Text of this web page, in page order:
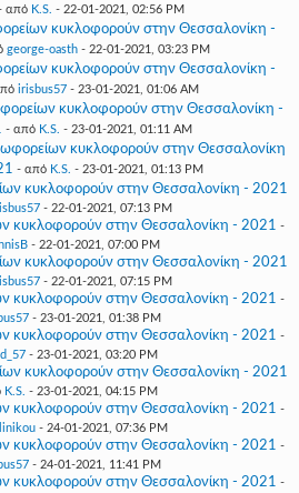
από K.S. - 22-01-2021, 02:56 PM
κυκλοφορούν στην Θεσσαλονίκη -
george-oasth- 22-01-2021, 03:23 PM
κυκλοφορούν στην Θεσσαλονίκη -
irisbus57- 23-01-2021, 01:06 AM
κυκλοφορούν στην Θεσσαλονίκη -
- από K.S. - 23-01-2021, 01:11 AM
κυκλοφορούν στην Θεσσαλονίκη
- από K.S. - 23-01-2021, 01:13 PM
κυκλοφορούν στην Θεσσαλονίκη - 2021
- 22-01-2021, 07:13 PM
κυκλοφορούν στην Θεσσαλονίκη - 2021 -
- 22-01-2021, 07:00 PM
κυκλοφορούν στην Θεσσαλονίκη - 2021
- 22-01-2021, 07:15 PM
κυκλοφορούν στην Θεσσαλονίκη - 2021 -
- 23-01-2021, 01:38 PM
κυκλοφορούν στην Θεσσαλονίκη - 2021 -
- 23-01-2021, 03:20 PM
κυκλοφορούν στην Θεσσαλονίκη - 2021
K.S. - 23-01-2021, 04:15 PM
κυκλοφορούν στην Θεσσαλονίκη - 2021 -
- 24-01-2021, 07:36 PM
κυκλοφορούν στην Θεσσαλονίκη - 2021 -
- 24-01-2021, 11:41 PM
κυκλοφορούν στην Θεσσαλονίκη - 2021 -